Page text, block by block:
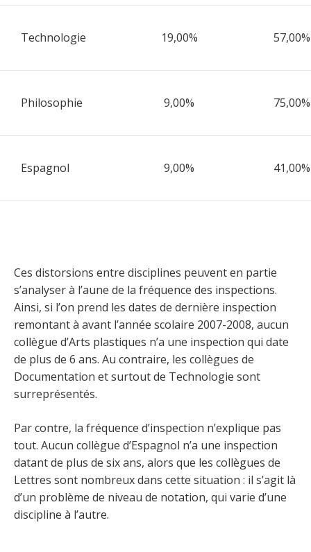
Technologie 19,00% 57,00%
Philosophie 9,00% 75,00%
Espagnol 9,00% 41,00%
Ces distorsions entre disciplines peuvent en partie
s’analyser à l’aune de la fréquence des inspections.
Ainsi, si l’on prend les dates de dernière inspection
remontant à avant l’année scolaire 2007-2008, aucun
collègue d’Arts plastiques n’a une inspection qui date
de plus de 6 ans. Au contraire, les collègues de
Documentation et surtout de Technologie sont
surreprésentés.
Par contre, la fréquence d’inspection n’explique pas
tout. Aucun collègue d’Espagnol n’a une inspection
datant de plus de six ans, alors que les collègues de
Lettres sont nombreux dans cette situation : il s’agit là
d’un problème de niveau de notation, qui varie d’une
discipline à l’autre.